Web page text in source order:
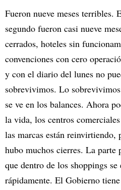
Fueron nueve meses terribles.
segundo fueron casi nueve
cerrados, hoteles sin
convenciones con cero
y con el diario del lunes no
sobrevivimos. Lo
se ve en los balances. Ahora
la vida, los centros
las marcas están reinvirtiendo,
hubo muchos cierres. La parte
que dentro de los shoppings se
rápidamente. El Gobierno